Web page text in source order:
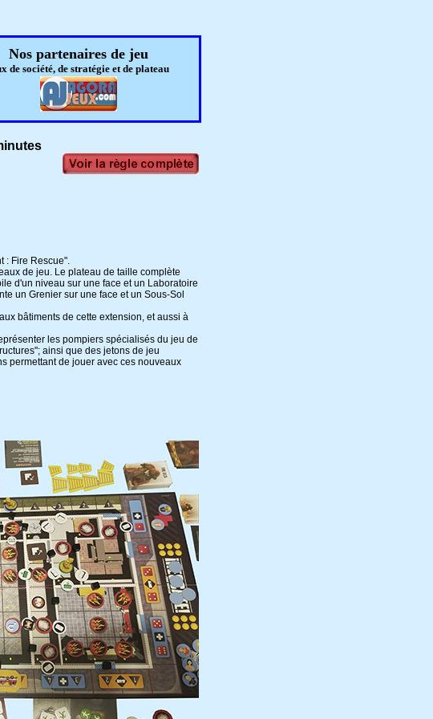
Nos partenaires de jeu
de société, de stratégie et de plateau
: Fire Rescue".
de jeu. Le plateau de taille complète
d'un niveau sur une face et un Laboratoire
un Grenier sur une face et un Sous-Sol
bâtiments de cette extension, et aussi à
les pompiers spécialisés du jeu de
ainsi que des jetons de jeu
permettant de jouer avec ces nouveaux